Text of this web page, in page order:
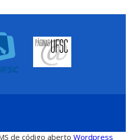
de código abertoWordpress